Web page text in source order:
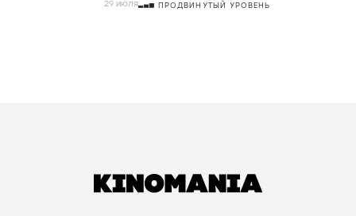
29 июля ПРОДВИНУТЫЙ УРОВЕНЬ